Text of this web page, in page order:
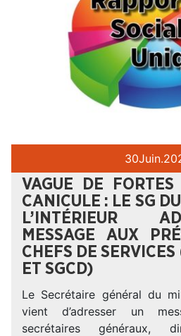
30Juin.
VAGUE DE
CANICULE : LE SG
L’INTÉRIEUR
MESSAGE AUX
CHEFS DE
ET SGCD)
Le Secrétaire général du
vient d’adresser un
secrétaires généraux,